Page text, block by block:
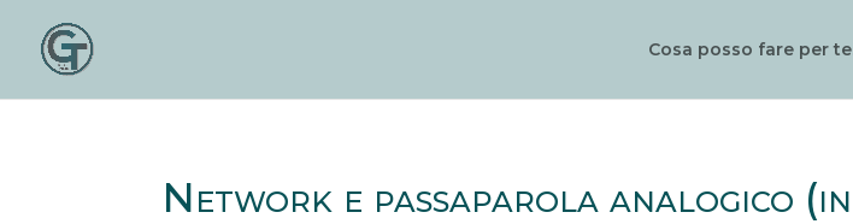
Cosa posso fare per
Network e passaparola analogico